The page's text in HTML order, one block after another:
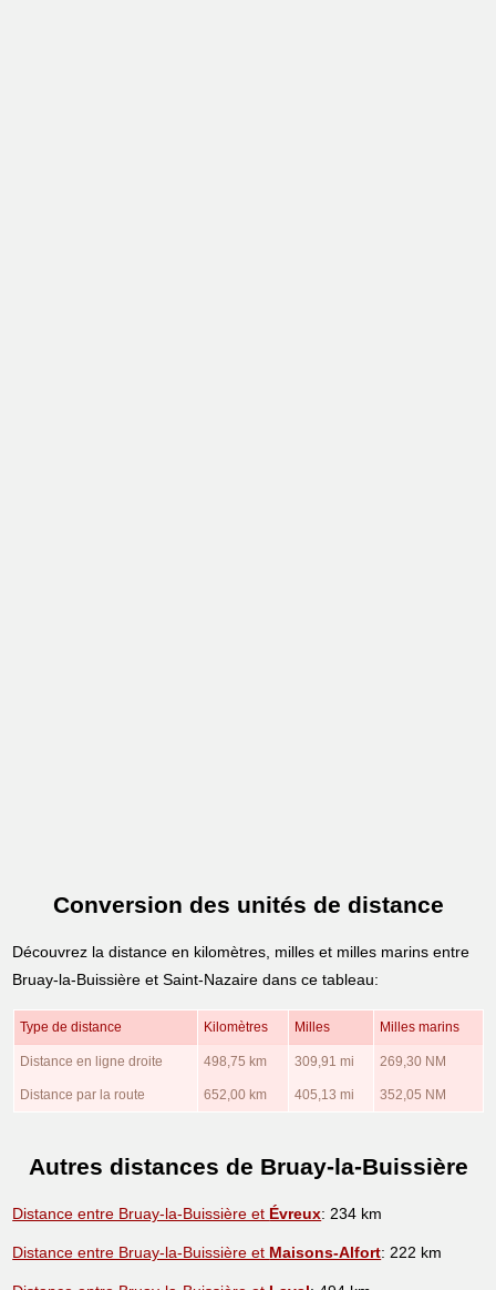
Conversion des unités de distance
Découvrez la distance en kilomètres, milles et milles marins entre
Bruay-la-Buissière et Saint-Nazaire dans ce tableau:
Type de distance Kilomètres Milles Milles marins
Distance en ligne droite 498,75 km 309,91 mi 269,30 NM
Distance par la route 652,00 km 405,13 mi 352,05 NM
Autres distances de Bruay-la-Buissière
Distance entre Bruay-la-Buissière et Évreux: 234 km
Distance entre Bruay-la-Buissière et Maisons-Alfort: 222 km